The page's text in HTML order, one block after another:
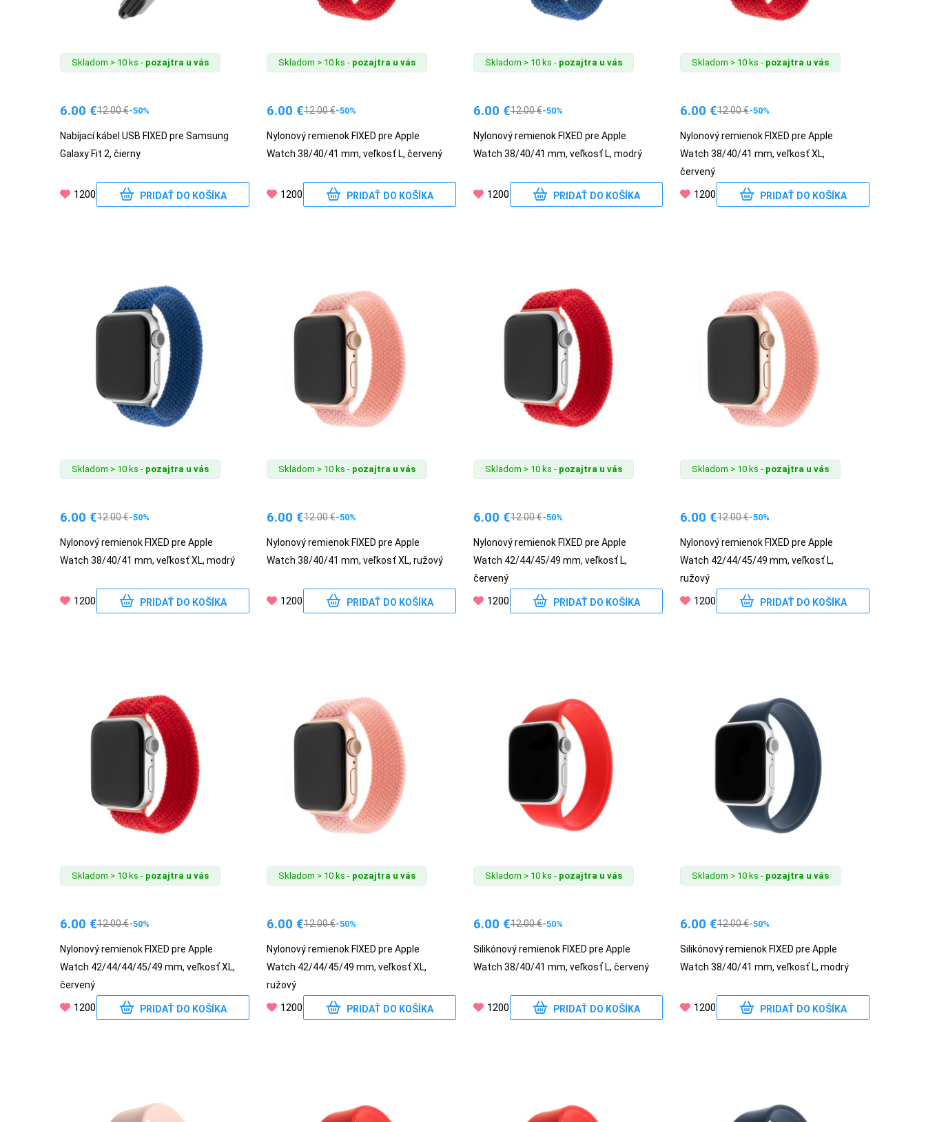
OUTDOOR
A
ZDRAVIE
Skladom > 10 ks - pozajtra u vás
6.00 €12.00€-50%
Nabíjací kábel USB FIXED pre Samsung
Galaxy Fit 2, čierny
1200 PRIDAŤ DO KOŠÍKA
Skladom > 10 ks - pozajtra u vás
6.00 €12.00€-50%
Nylonový remienok FIXED pre Apple
Watch 38/40/41 mm, veľkosť L, červený
1200 PRIDAŤ DO KOŠÍKA
Skladom > 10 ks - pozajtra u vás
6.00 €12.00€-50%
Nylonový remienok FIXED pre Apple
Watch 38/40/41 mm, veľkosť L, modrý
1200 PRIDAŤ DO KOŠÍKA
Skladom > 10 ks - pozajtra u vás
6.00 €12.00€-50%
Nylonový remienok FIXED pre Apple
Watch 38/40/41 mm, veľkosť XL,
červený
1200 PRIDAŤ DO KOŠÍKA
Skladom > 10 ks - pozajtra u vás
6.00 €12.00€-50%
Nylonový remienok FIXED pre Apple
Watch 38/40/41 mm, veľkosť XL, modrý
1200 PRIDAŤ DO KOŠÍKA
Skladom > 10 ks - pozajtra u vás
6.00 €12.00€-50%
Nylonový remienok FIXED pre Apple
Watch 38/40/41 mm, veľkosť XL, ružový
1200 PRIDAŤ DO KOŠÍKA
Skladom > 10 ks - pozajtra u vás
6.00 €12.00€-50%
Nylonový remienok FIXED pre Apple
Watch 42/44/45/49 mm, veľkosť L,
červený
1200 PRIDAŤ DO KOŠÍKA
Skladom > 10 ks - pozajtra u vás
6.00 €12.00€-50%
Nylonový remienok FIXED pre Apple
Watch 42/44/45/49 mm, veľkosť L,
ružový
1200 PRIDAŤ DO KOŠÍKA
Skladom > 10 ks - pozajtra u vás
6.00 €12.00€-50%
Nylonový remienok FIXED pre Apple
Watch 42/44/44/45/49 mm, veľkosť XL,
červený
1200 PRIDAŤ DO KOŠÍKA
Skladom > 10 ks - pozajtra u vás
6.00 €12.00€-50%
Nylonový remienok FIXED pre Apple
Watch 42/44/45/49 mm, veľkosť XL,
ružový
1200 PRIDAŤ DO KOŠÍKA
Skladom > 10 ks - pozajtra u vás
6.00 €12.00€-50%
Silikónový remienok FIXED pre Apple
Watch 38/40/41 mm, veľkosť L, červený
1200 PRIDAŤ DO KOŠÍKA
Skladom > 10 ks - pozajtra u vás
6.00 €12.00€-50%
Silikónový remienok FIXED pre Apple
Watch 38/40/41 mm, veľkosť L, modrý
1200 PRIDAŤ DO KOŠÍKA